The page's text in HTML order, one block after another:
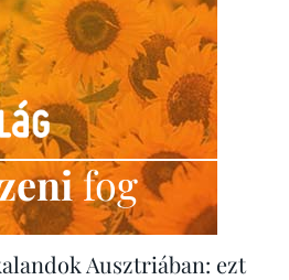
fog
Ausztriában: ezt